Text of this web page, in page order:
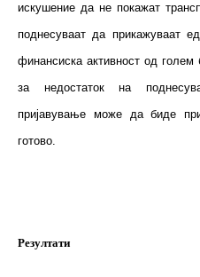
искушение да не покажат
поднесуваат да прикажуваат
финансиска активност од голем
за недостаток на
пријавување може да биде
готово.
Резултати